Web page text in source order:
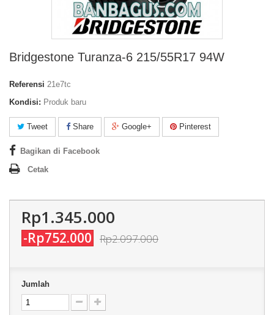
Bridgestone Turanza-6 215/55R17 94W
Referensi 21e7tc
Kondisi: Produk baru
Tweet Share Google+ Pinterest
Bagikan di Facebook
Cetak
Rp1.345.000
-Rp752.000 Rp2.097.000
Jumlah